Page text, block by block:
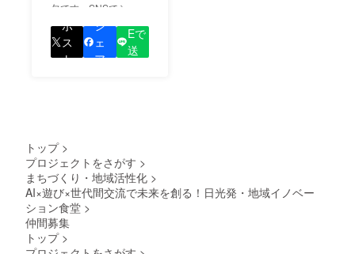
欠です。SNSでシェア
をして、あなたが応援
しているプロジェクト
の良さを知ってもらい
ポ
ス
ト
シ
ェ
ア
Eで
送
トップ >
プロジェクトをさがす >
まちづくり・地域活性化 >
AI×遊び×世代間交流で未来を創る！日光発・地域イノベー
ション食堂 >
仲間募集
トップ >